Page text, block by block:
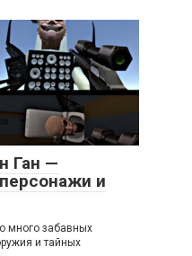
Ган —
и
много забавных
и тайных